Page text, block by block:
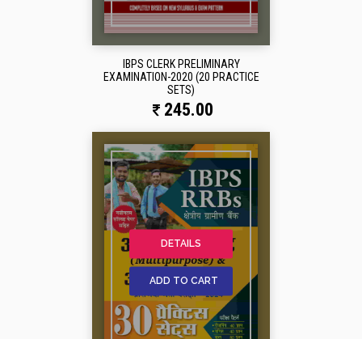
IBPS CLERK PRELIMINARY
EXAMINATION-2020 (20 PRACTICE
SETS)
245.00
DETAILS
ADD TO CART